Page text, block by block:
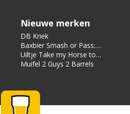
Nieuwe merken
DB Kriek
Baxbier Smash or Pass:
Strata
Uiltje Take my Horse to
the Hotel Room
Muifel 2 Guys 2 Barrels